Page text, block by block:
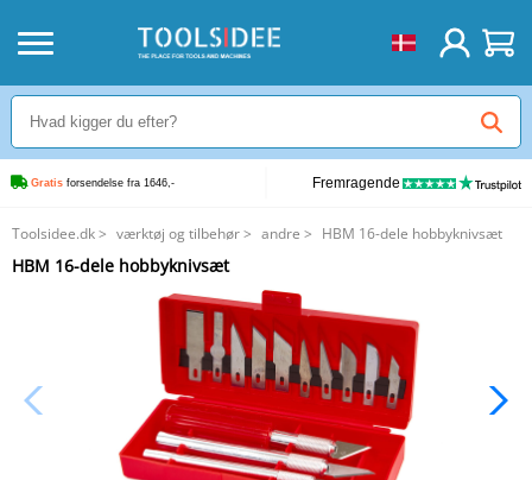
Gratis forsendelse fra 1646,- Fremragende
Toolsidee.dk> værktøj og tilbehør> andre > HBM 16-dele hobbyknivsæt
HBM 16-dele hobbyknivsæt